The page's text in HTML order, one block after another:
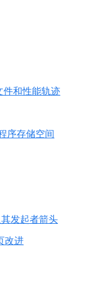
件和性能轨迹
序存储空间
发起者箭头
改进